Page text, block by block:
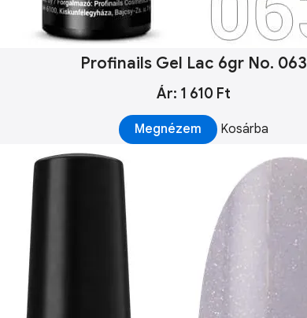
Profinails Gel Lac 6gr No. 063
Ár: 1 610 Ft
Megnézem Kosárba